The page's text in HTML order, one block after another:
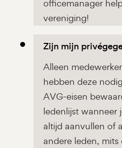
officemanager
vereniging!
Zijn mijn
Alleen
hebben deze
AVG-eisen
ledenlijst wanneer
altijd aanvullen of
andere leden,